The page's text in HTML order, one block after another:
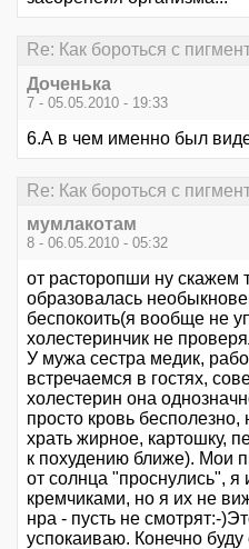
Re: Как бороться с
Доченька
7 - 05.05.2010 - 19:33
6.А в чем именно был
Re: Как бороться с
мумлакотам
8 - 06.05.2010 - 05:32
от расторопши ну скажем
образовалась
беспокоить(я вообще не
холестеринчик не
У мужа сестра медик,
встречаемся в гостях,
холестерин она
просто кровь бесполезно,
храть жирное, картошку,
к похудению ближе). Мои
от солнца "проснулись",
кремчиками, но я их не
нра - пусть не смотрят:-
успокаиваю. Конечно